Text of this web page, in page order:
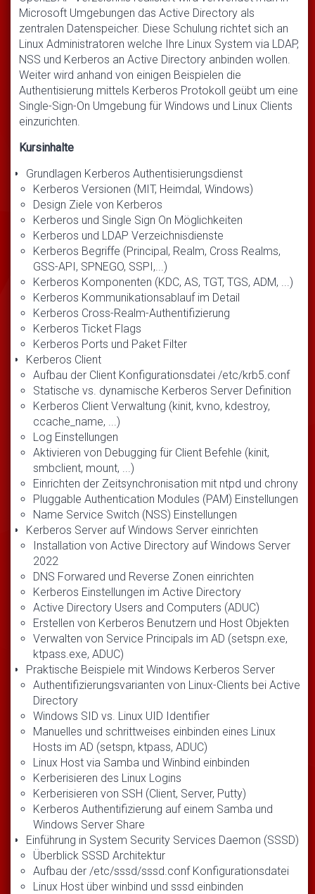
Microsoft Umgebungen das Active Directory als
zentralen Datenspeicher. Diese Schulung richtet sich an
Linux Administratoren welche Ihre Linux System via LDAP,
NSS und Kerberos an Active Directory anbinden wollen.
Weiter wird anhand von einigen Beispielen die
Authentisierung mittels Kerberos Protokoll geübt um eine
Single-Sign-On Umgebung für Windows und Linux Clients
einzurichten.
Kursinhalte
Grundlagen Kerberos Authentisierungsdienst
Kerberos Versionen (MIT, Heimdal, Windows)
Design Ziele von Kerberos
Kerberos und Single Sign On Möglichkeiten
Kerberos und LDAP Verzeichnisdienste
Kerberos Begriffe (Principal, Realm, Cross Realms,
GSS-API, SPNEGO, SSPI,...)
Kerberos Komponenten (KDC, AS, TGT, TGS, ADM, ...)
Kerberos Kommunikationsablauf im Detail
Kerberos Cross-Realm-Authentifizierung
Kerberos Ticket Flags
Kerberos Ports und Paket Filter
Kerberos Client
Aufbau der Client Konfigurationsdatei /etc/krb5.conf
Statische vs. dynamische Kerberos Server Definition
Kerberos Client Verwaltung (kinit, kvno, kdestroy,
ccache_name, ...)
Log Einstellungen
Aktivieren von Debugging für Client Befehle (kinit,
smbclient, mount, ...)
Einrichten der Zeitsynchronisation mit ntpd und chrony
Pluggable Authentication Modules (PAM) Einstellungen
Name Service Switch (NSS) Einstellungen
Kerberos Server auf Windows Server einrichten
Installation von Active Directory auf Windows Server
2022
DNS Forwared und Reverse Zonen einrichten
Kerberos Einstellungen im Active Directory
Active Directory Users and Computers (ADUC)
Erstellen von Kerberos Benutzern und Host Objekten
Verwalten von Service Principals im AD (setspn.exe,
ktpass.exe, ADUC)
Praktische Beispiele mit Windows Kerberos Server
Authentifizierungsvarianten von Linux-Clients bei Active
Directory
Windows SID vs. Linux UID Identifier
Manuelles und schrittweises einbinden eines Linux
Hosts im AD (setspn, ktpass, ADUC)
Linux Host via Samba und Winbind einbinden
Kerberisieren des Linux Logins
Kerberisieren von SSH (Client, Server, Putty)
Kerberos Authentifizierung auf einem Samba und
Windows Server Share
Einführung in System Security Services Daemon (SSSD)
Überblick SSSD Architektur
Aufbau der /etc/sssd/sssd.conf Konfigurationsdatei
Linux Host über winbind und sssd einbinden